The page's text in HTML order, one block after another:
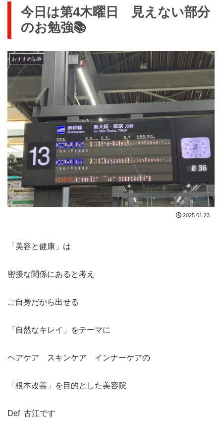
今日は第4木曜日 見えない部分
のお勉強📚
おすすめ記事
2025.01.23
「美容と健康」は
密接な関係にあると考え
ご自身だから出せる
「自然なキレイ」をテーマに
ヘアケア スキンケア インナーケアの
「根本改善」を目的とした美容院
Def 古江です